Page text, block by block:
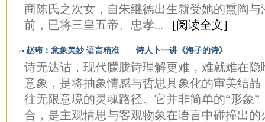
商陈氏之次女，自朱继德出生就受她的熏陶
前，已将三皇五帝、忠孝... [阅读全文]
赵玮：意象美妙 语言精准——诗人卜一讲《海子的诗》
诗无达诂，现代朦胧诗理解更难，难就难在
意象，是将抽象情感与哲思具象化的审美结
往无限意境的灵魂路径。它并非简单的“形象”
合，是主观情思与客观物象在语言中碰撞出